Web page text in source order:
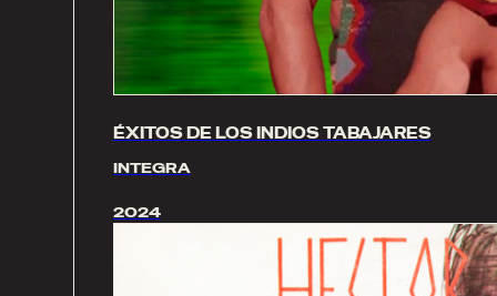
ÉXITOS DE LOS INDIOS TABAJARES
INTEGRA
2024